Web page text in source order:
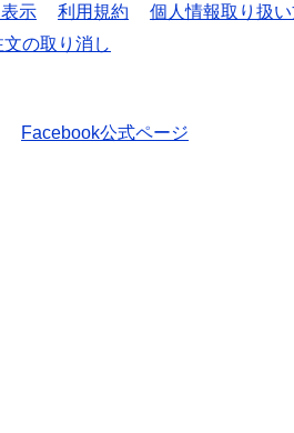
示
利用規約 個人情報取り扱
文の取り消し
Facebook公式ページ